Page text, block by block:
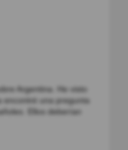
Argentina. He visto
encontré una pregunta
Ellos deberían